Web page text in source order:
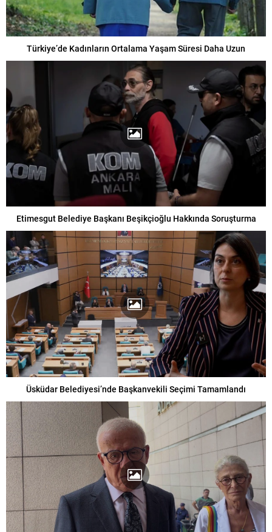
Türkiye’de Kadınların Ortalama Yaşam Süresi Daha Uzun
Etimesgut Belediye Başkanı Beşikçioğlu Hakkında Soruşturma
Üsküdar Belediyesi’nde Başkanvekili Seçimi Tamamlandı